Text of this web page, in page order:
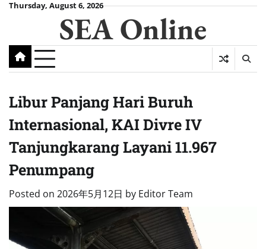
SkipThursday, August 6, 2026
SEA Online
Libur Panjang Hari Buruh
Internasional, KAI Divre IV
Tanjungkarang Layani 11.967
Penumpang
Posted on 2026年5月12日 by Editor Team